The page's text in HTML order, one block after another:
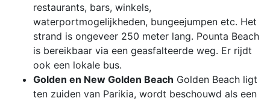
restaurants, bars, winkels,
waterportmogelijkheden, bungeejumpen etc. Het
strand is ongeveer 250 meter lang. Pounta Beach
is bereikbaar via een geasfalteerde weg. Er rijdt
ook een lokale bus.
Golden en New Golden Beach Golden Beach ligt
ten zuiden van Parikia, wordt beschouwd als een